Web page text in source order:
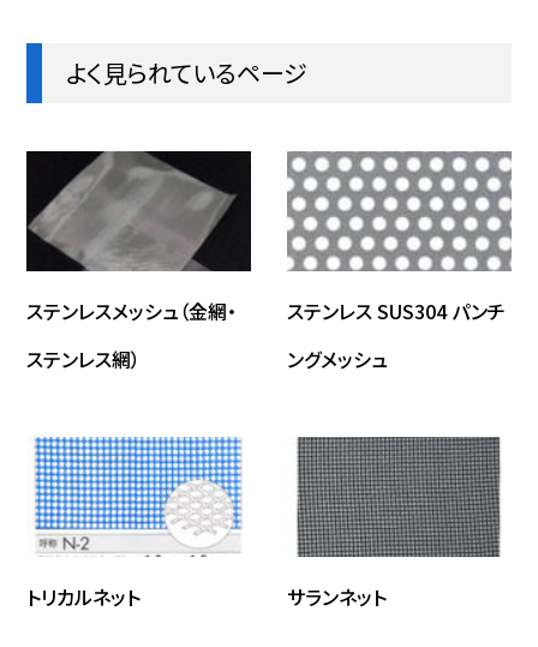
よく見られているページ
ステンレスメッシュ（金網・
ステンレス網）
ステンレス SUS304 パンチ
ングメッシュ
トリカルネット サランネット